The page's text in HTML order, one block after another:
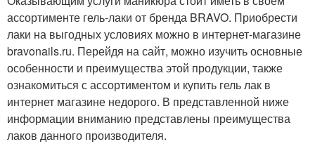
ассортименте гель-лаки от бренда BRAVO. Приобрести
лаки на выгодных условиях можно в интернет-магазине
bravonails.ru. Перейдя на сайт, можно изучить основные
особенности и преимущества этой продукции, также
ознакомиться с ассортиментом и купить гель лак в
интернет магазине недорого. В представленной ниже
информации вниманию представлены преимущества
лаков данного производителя.